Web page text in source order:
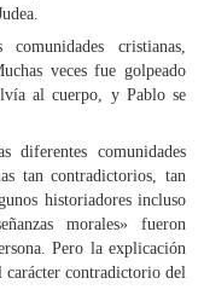
cristianas,
veces fue golpeado
al cuerpo, y Pablo se
diferentes comunidades
tan contradictorios, tan
historiadores incluso
morales» fueron
Pero la explicación
carácter contradictorio del